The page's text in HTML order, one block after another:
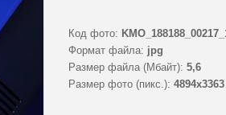
Код фото:
Формат файла: jpg
Размер файла (Мбайт): 5,6
Размер фото (пикс.): 4894x3363